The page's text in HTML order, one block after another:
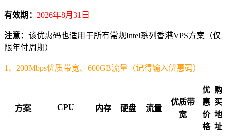
有效期： 2026年8月31日
注意： 该优惠码也适用于所有常规Intel系列香港VPS方案（仅
限年付周期）
1、200Mbps优质带宽、600GB流量（记得输入优惠码）
方案 CPU 内存 硬盘 流量
优质带
宽
优
惠
价
格
购
买
地
址